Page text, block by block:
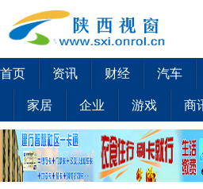
首页 资讯 财经 汽车
家居 企业 游戏 商